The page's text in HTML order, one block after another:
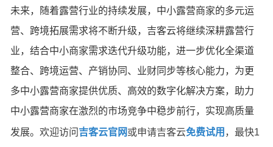
未来，随着露营行业的持续发展，中小露营商家的多元运
营、跨境拓展需求将不断升级，吉客云将继续深耕露营行
业，结合中小商家需求迭代升级功能，进一步优化全渠道
整合、跨境运营、产销协同、业财同步等核心能力，为更
多中小露营商家提供优质、高效的数字化解决方案，助力
中小露营商家在激烈的市场竞争中稳步前行，实现高质量
发展。欢迎访问 吉客云官网或申请吉客云免费试用 ，最快1